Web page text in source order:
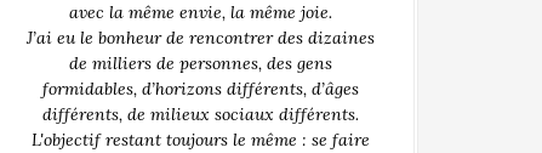
avec la même envie, la même joie.
J’ai eu le bonheur de rencontrer des dizaines
de milliers de personnes, des gens
formidables, d’horizons différents, d’âges
différents, de milieux sociaux différents.
L'objectif restant toujours le même : se faire